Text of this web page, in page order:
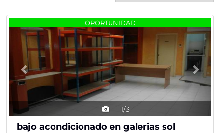
OPORTUNIDAD
1/3
Previous
bajo acondicionado en galerias sol